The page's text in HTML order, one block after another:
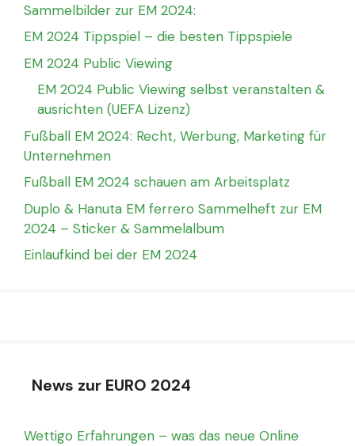
Sammelbilder zur EM 2024:
EM 2024 Tippspiel – die besten Tippspiele
EM 2024 Public Viewing
EM 2024 Public Viewing selbst veranstalten &
ausrichten (UEFA Lizenz)
Fußball EM 2024: Recht, Werbung, Marketing für
Unternehmen
Fußball EM 2024 schauen am Arbeitsplatz
Duplo & Hanuta EM ferrero Sammelheft zur EM
2024 – Sticker & Sammelalbum
Einlaufkind bei der EM 2024
News zur EURO 2024
Wettigo Erfahrungen – was das neue Online